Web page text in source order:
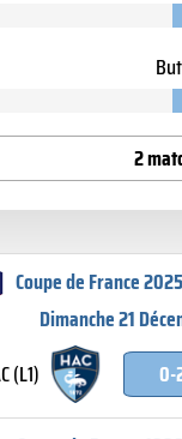
2
Coupe de France
Dimanche 21
(L1)
0-